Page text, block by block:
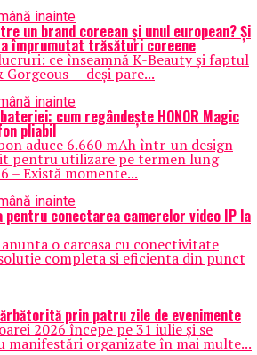
inainte
un brand coreean și unul european? Și
a împrumutat trăsături coreene
ce înseamnă K-Beauty și faptul
Gorgeous — deși pare...
inainte
cum regândește HONOR Magic
pliabil
aduce 6.660 mAh într-un design
pentru utilizare pe termen lung
– Există momente...
inainte
pentru conectarea camerelor video IP la
o carcasa cu conectivitate
completa si eficienta din punct
prin patru zile de evenimente
2026 începe pe 31 iulie și se
manifestări organizate în mai multe...